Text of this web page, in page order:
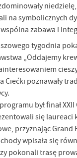
na symbolicznych
zabawa i
tygodnia
„Oddajemy
Ciećki poznawały
był finał
się laureaci
przyznając Grand
wpisała się
pokonali trasę